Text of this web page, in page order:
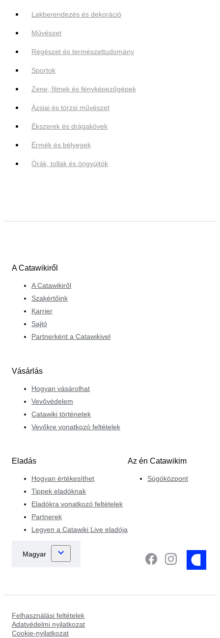
Lakberendezés és dekoráció
Művészet
Régészet és természettudomány
Sportok
Zene, filmek és fényképezőgépek
Ázsiai és törzsi művészet
Ékszerek és drágakövek
Érmék és bélyegek
Órák, tollak és öngyújtók
A Catawikiről
A Catawikiről
Szakértőink
Karrier
Sajtó
Partnerként a Catawikivel
Vásárlás
Hogyan vásárolhat
Vevővédelem
Catawiki történetek
Vevőkre vonatkozó feltételek
Eladás
Hogyan értékesíthet
Tippek eladóknak
Eladókra vonatkozó feltételek
Partnerek
Legyen a Catawiki Live eladója
Az én Catawikim
Súgóközpont
Felhasználási feltételek
Adatvédelmi nyilatkozat
Cookie-nyilatkozat